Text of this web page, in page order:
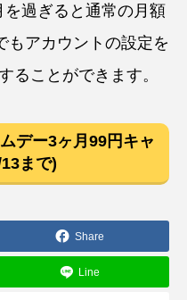
過ぎると通常の月額
もアカウントの設定を
ることができます。
デー3ヶ月99円キャ
まで)
Share
Line